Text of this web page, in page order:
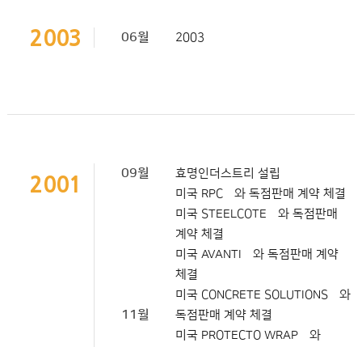
2003 06월 2003
2001
09월 효명인더스트리 설립
11월
미국 RPC社와 독점판매 계약 체결
미국 STEELCOTE社와 독점판매
계약 체결
미국 AVANTI社와 독점판매 계약
체결
미국 CONCRETE SOLUTIONS社와
독점판매 계약 체결
미국 PROTECTO WRAP社와